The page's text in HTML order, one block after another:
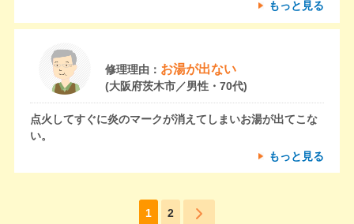
もっと見る
修理理由： お湯が出ない
(大阪府茨木市／男性・70代)
点火してすぐに炎のマークが消えてしまいお湯が出てこな
い。
もっと見る
1 2